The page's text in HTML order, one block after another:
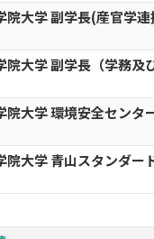
院大学 副学長(産官学
院大学 副学長（学務及
院大学 環境安全センタ
院大学 青山スタンダー